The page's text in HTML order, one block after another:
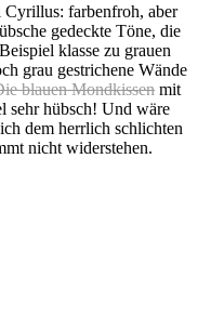
Cyrillus: farbenfroh, aber
gedeckte Töne, die
klasse zu grauen
grau gestrichene Wände
blauen Mondkissen mit
sehr hübsch! Und wäre
dem herrlich schlichten
nicht widerstehen.